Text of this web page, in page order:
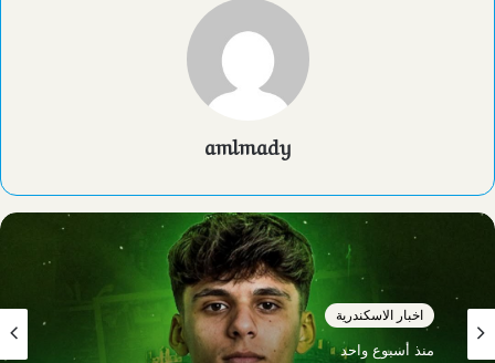
amlmady
اخبار الاسكندرية
منذ أسبوع واحد